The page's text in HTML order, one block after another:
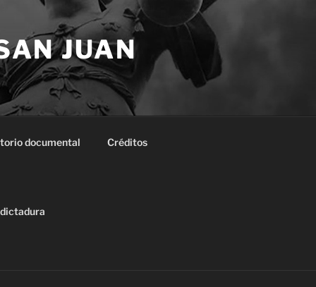
JUAN
documental Créditos